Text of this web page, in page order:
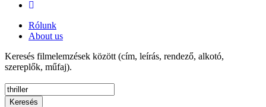
Rólunk
About us
Keresés filmelemzések között (cím, leírás, rendező, alkotó,
szereplők, műfaj).
Keresés